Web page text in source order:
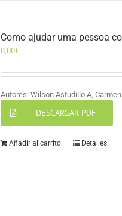
Como ajudar uma pessoa
0,00€
Autores: Wilson Astudillo A,
DESCARGAR PDF
Añadir al carrito Detalles